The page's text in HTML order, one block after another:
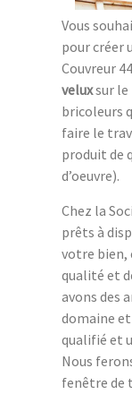
Vous
pour créer
Couvreur
veluxsur le
bricoleurs
faire le
produit de
d’oeuvre).
Chez la
prêts à
votre bien,
qualité et
avons des
domaine
qualifié et
Nous
fenêtre